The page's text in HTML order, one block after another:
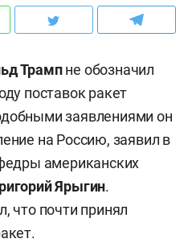
Трампне обозначил
поставок ракет
заявлениями он
на Россию, заявил в
американских
Ярыгин.
что почти принял